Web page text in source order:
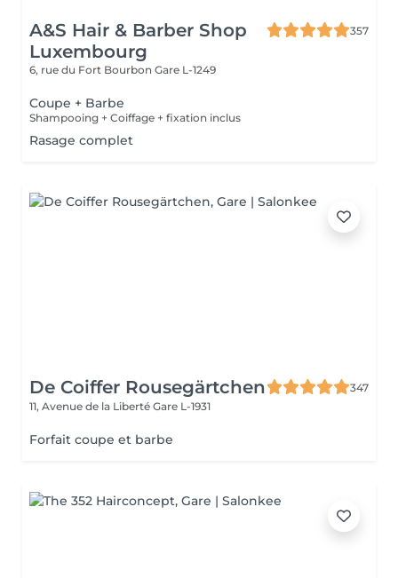
A&S Hair & Barber Shop
Luxembourg
357
6, rue du Fort Bourbon Gare L-1249
Coupe + Barbe
Shampooing + Coiffage + fixation inclus
Rasage complet
De Coiffer Rousegärtchen
347
11, Avenue de la Liberté Gare L-1931
Forfait coupe et barbe